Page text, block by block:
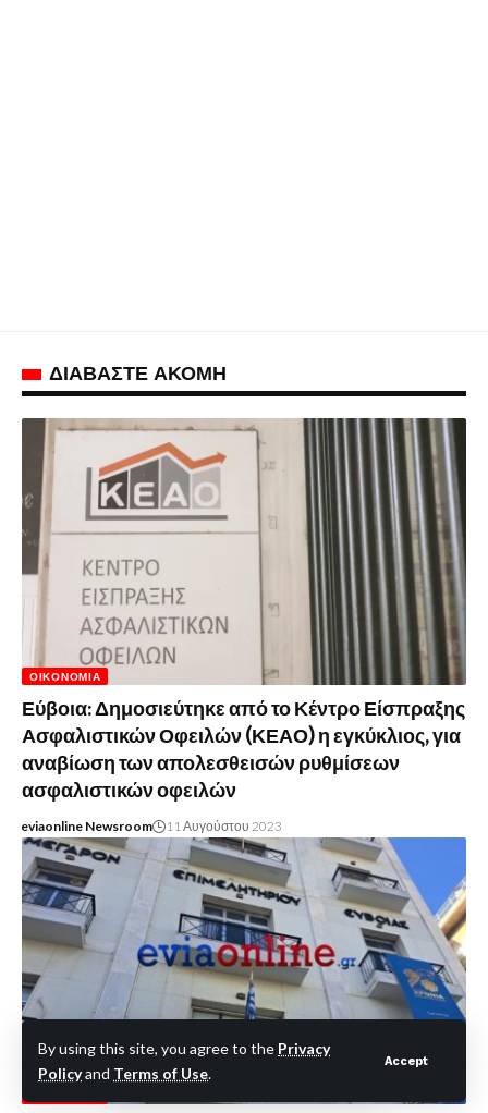
By using this site, you agree to the Privacy
Policyand Terms of Use.
Accept
ΔΙΑΒΑΣΤΕ ΑΚΟΜΗ
ΟΙΚΟΝΟΜΊΑ
Εύβοια: Δημοσιεύτηκε από το Κέντρο Είσπραξης
Ασφαλιστικών Οφειλών (ΚΕΑΟ) η εγκύκλιος, για
αναβίωση των απολεσθεισών ρυθμίσεων
ασφαλιστικών οφειλών
eviaonline Newsroom 11 Αυγούστου 2023